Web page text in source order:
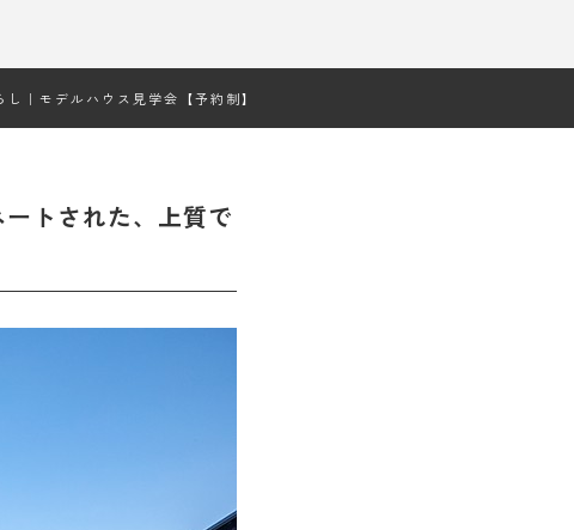
｜モデルハウス見学会【予約制】
トされた、上質で